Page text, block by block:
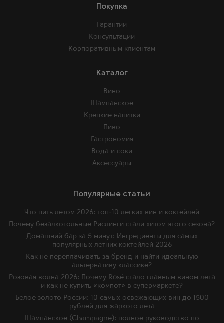
Покупка
Гарантии
Консультации
Корпоративным клиентам
Каталог
Вино
Шампанское
Крепкие напитки
Пиво
Гастрономия
Вода и соки
Аксессуары
Популярные статьи
Что пить летом 2026: топ-10 легких вин и коктейлей
Почему безалкогольные Рислинги стали хитом этого сезона?
Домашний бар за 5 минут: Ингредиенты для самых
популярных летних коктейлей 2026
Как не переплачивать за бренд и найти идеальную
альтернативу классике?
Розовая волна 2026: Почему Rosé стало главным вином лета
и как не купить «компот» в супермаркете?
Белое золото России: 10 самых освежающих вин до 1500
рублей для жаркого лета
Шампанское (Champagne): полное руководство по